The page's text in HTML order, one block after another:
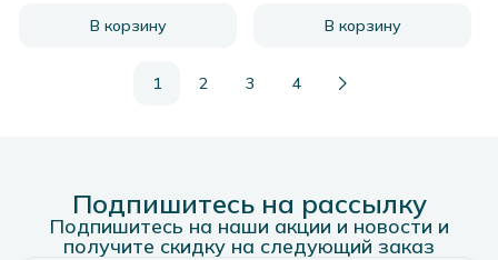
В корзину В корзину
1 2 3 4
Подпишитесь на рассылку
Подпишитесь на наши акции и новости и
получите скидку на следующий заказ